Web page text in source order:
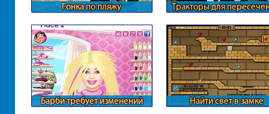
Гонка по пляжу
Тракторы для
Барби требует изменений Найти свет в замке